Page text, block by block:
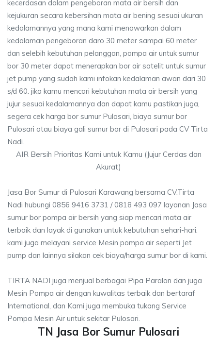
kecerdasan dalam pengeboran mata air bersih dan
kejukuran secara kebersihan mata air bening sesuai ukuran
kedalamannya yang mana kami menawarkan dalam
kedalaman pengeboran daro 30 meter sampai 60 meter
dan selebih kebutuhan pelanggan, pompa air untuk sumur
bor 30 meter dapat menerapkan bor air satelit untuk sumur
jet pump yang sudah kami infokan kedalaman awan dari 30
s/d 60. jika kamu mencari kebutuhan mata air bersih yang
jujur sesuai kedalamannya dan dapat kamu pastikan juga,
segera cek harga bor sumur Pulosari, biaya sumur bor
Pulosari atau biaya gali sumur bor di Pulosari pada CV Tirta
Nadi.
AIR Bersih Prioritas Kami untuk Kamu (Jujur Cerdas dan
Akurat)
Jasa Bor Sumur di Pulosari Karawang bersama CV.Tirta
Nadi hubungi 0856 9416 3731 / 0818 493 097 layanan Jasa
sumur bor pompa air bersih yang siap mencari mata air
terbaik dan layak di gunakan untuk kebutuhan sehari-hari.
kami juga melayani service Mesin pompa air seperti Jet
pump dan lainnya silakan cek biaya/harga sumur bor di kami.
TIRTA NADI juga menjual berbagai Pipa Paralon dan juga
Mesin Pompa air dengan kuwalitas terbaik dan bertaraf
International, dan Kami juga membuka tukang Service
Pompa Mesin Air untuk sekitar Pulosari.
TN Jasa Bor Sumur Pulosari